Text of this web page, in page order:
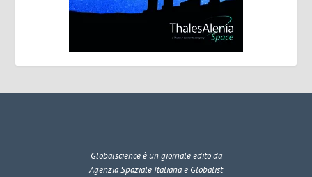
Globalscienceè un giornale edito da
Agenzia Spaziale Italiana e Globalist